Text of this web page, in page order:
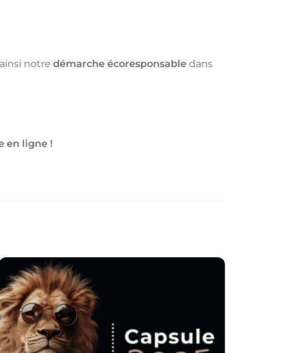
notre démarche écoresponsable dans
en ligne !